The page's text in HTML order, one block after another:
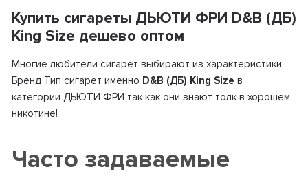
Купить сигареты ДЬЮТИ ФРИ D&B (ДБ)
King Size дешево оптом
Многие любители сигарет выбирают из характеристики
Бренд Тип сигарет именно D&B (ДБ) King Size в
категории ДЬЮТИ ФРИ так как они знают толк в хорошем
никотине!
Часто задаваемые